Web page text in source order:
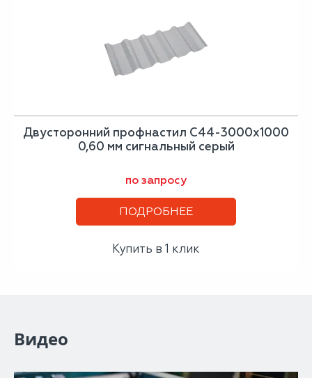
Двусторонний профнастил С44-3000х1000
0,60 мм сигнальный серый
по запросу
ПОДРОБНЕЕ
Купить в 1 клик
Видео